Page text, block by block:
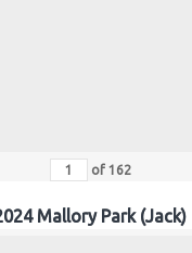
of 162
Mallory Park (Jack)